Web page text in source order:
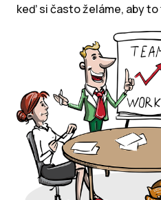
keď si často želáme, aby to